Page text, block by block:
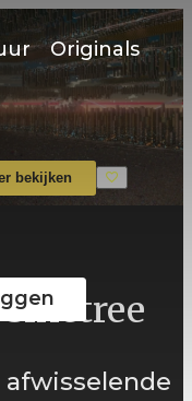
Originals
bekijken